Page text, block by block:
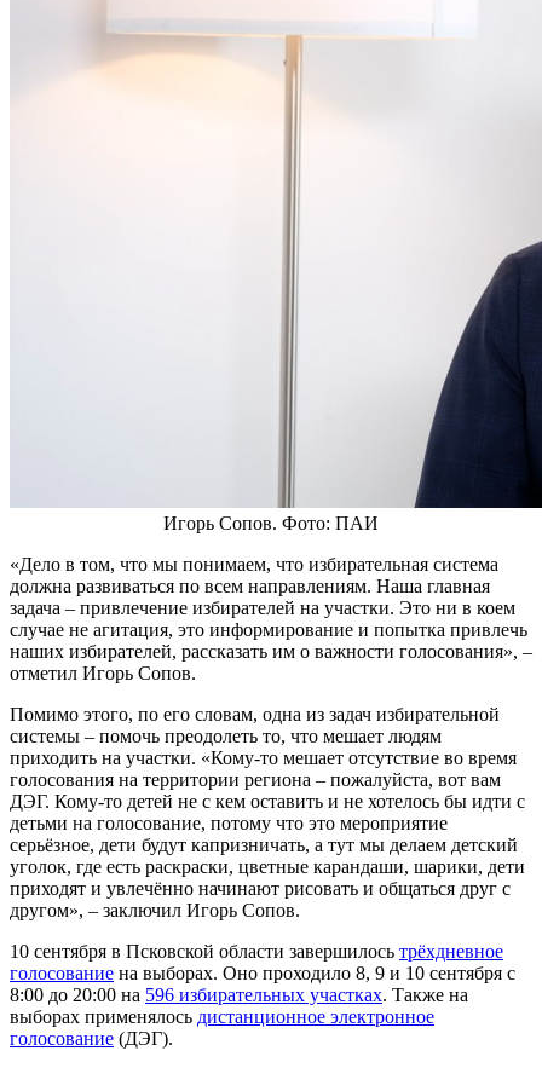
Игорь Сопов. Фото: ПАИ
«Дело в том, что мы понимаем, что избирательная система
должна развиваться по всем направлениям. Наша главная
задача – привлечение избирателей на участки. Это ни в коем
случае не агитация, это информирование и попытка привлечь
наших избирателей, рассказать им о важности голосования», –
отметил Игорь Сопов.
Помимо этого, по его словам, одна из задач избирательной
системы – помочь преодолеть то, что мешает людям
приходить на участки. «Кому-то мешает отсутствие во время
голосования на территории региона – пожалуйста, вот вам
ДЭГ. Кому-то детей не с кем оставить и не хотелось бы идти с
детьми на голосование, потому что это мероприятие
серьёзное, дети будут капризничать, а тут мы делаем детский
уголок, где есть раскраски, цветные карандаши, шарики, дети
приходят и увлечённо начинают рисовать и общаться друг с
другом», – заключил Игорь Сопов.
10 сентября в Псковской области завершилось трёхдневное
голосование на выборах. Оно проходило 8, 9 и 10 сентября с
8:00 до 20:00 на 596 избирательных участках. Также на
выборах применялось дистанционное электронное
голосование (ДЭГ).